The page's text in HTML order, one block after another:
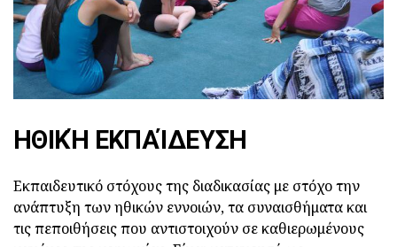
ΗΘΙΚΉ ΕΚΠΑΊΔΕΥΣΗ
Εκπαιδευτικό στόχους της διαδικασίας με στόχο την
ανάπτυξη των ηθικών εννοιών, τα συναισθήματα και
τις πεποιθήσεις που αντιστοιχούν σε καθιερωμένους